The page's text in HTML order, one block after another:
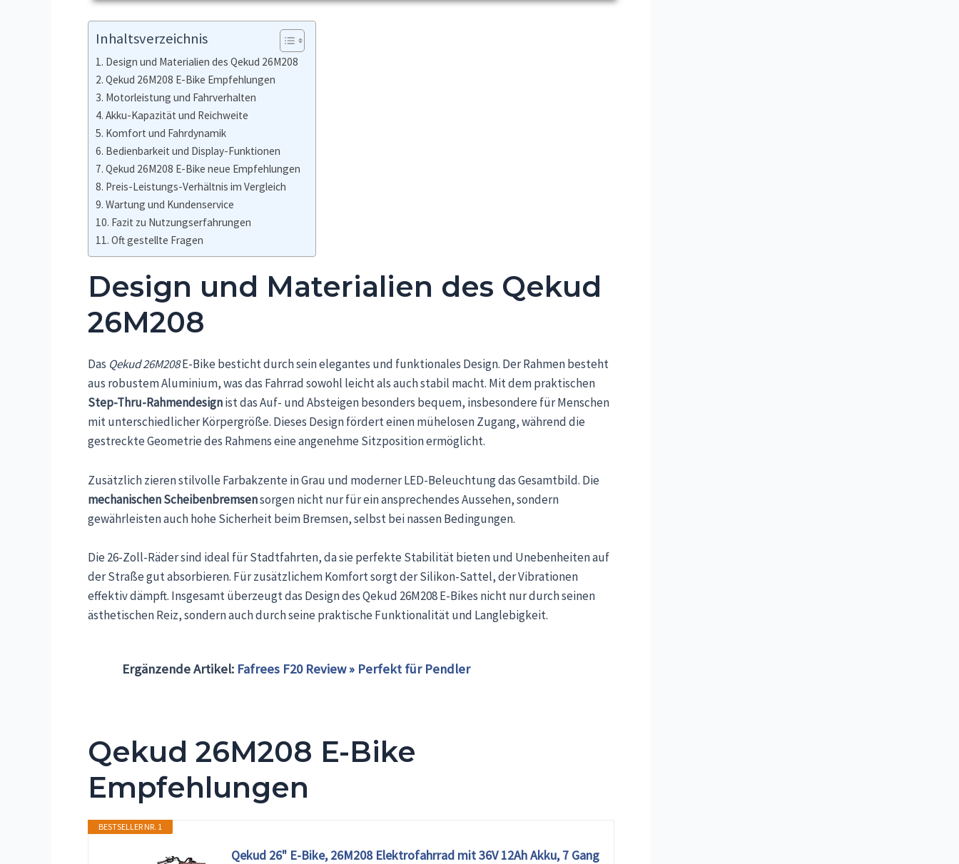
Inhaltsverzeichnis
Design und Materialien des Qekud 26M208
Qekud 26M208 E-Bike Empfehlungen
Motorleistung und Fahrverhalten
Akku-Kapazität und Reichweite
Komfort und Fahrdynamik
Bedienbarkeit und Display-Funktionen
Qekud 26M208 E-Bike neue Empfehlungen
Preis-Leistungs-Verhältnis im Vergleich
Wartung und Kundenservice
Fazit zu Nutzungserfahrungen
Oft gestellte Fragen
Design und Materialien des Qekud
26M208
Das Qekud 26M208E-Bike besticht durch sein elegantes und funktionales Design. Der Rahmen besteht
aus robustem Aluminium, was das Fahrrad sowohl leicht als auch stabil macht. Mit dem praktischen
Step-Thru-Rahmendesignist das Auf- und Absteigen besonders bequem, insbesondere für Menschen
mit unterschiedlicher Körpergröße. Dieses Design fördert einen mühelosen Zugang, während die
gestreckte Geometrie des Rahmens eine angenehme Sitzposition ermöglicht.
Zusätzlich zieren stilvolle Farbakzente in Grau und moderner LED-Beleuchtung das Gesamtbild. Die
mechanischen Scheibenbremsensorgen nicht nur für ein ansprechendes Aussehen, sondern
gewährleisten auch hohe Sicherheit beim Bremsen, selbst bei nassen Bedingungen.
Die 26-Zoll-Räder sind ideal für Stadtfahrten, da sie perfekte Stabilität bieten und Unebenheiten auf
der Straße gut absorbieren. Für zusätzlichem Komfort sorgt der Silikon-Sattel, der Vibrationen
effektiv dämpft. Insgesamt überzeugt das Design des Qekud 26M208 E-Bikes nicht nur durch seinen
ästhetischen Reiz, sondern auch durch seine praktische Funktionalität und Langlebigkeit.
Ergänzende Artikel: Fafrees F20 Review » Perfekt für Pendler
Qekud 26M208 E-Bike
Empfehlungen
BESTSELLER NR. 1
Qekud 26" E-Bike, 26M208 Elektrofahrrad mit 36V 12Ah Akku, 7 Gang